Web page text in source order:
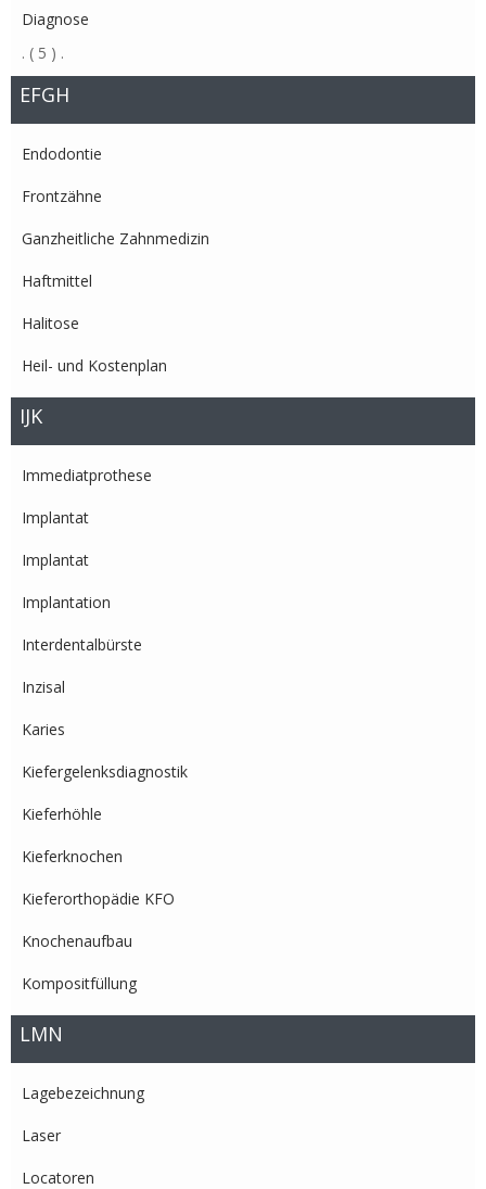
Diagnose
. ( 5 ) .
EFGH
Endodontie
Frontzähne
Ganzheitliche Zahnmedizin
Haftmittel
Halitose
Heil- und Kostenplan
IJK
Immediatprothese
Implantat
Implantat
Implantation
Interdentalbürste
Inzisal
Karies
Kiefergelenksdiagnostik
Kieferhöhle
Kieferknochen
Kieferorthopädie KFO
Knochenaufbau
Kompositfüllung
LMN
Lagebezeichnung
Laser
Locatoren